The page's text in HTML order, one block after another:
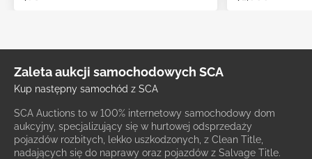
Zaleta aukcji samochodowych SCA
Kup następny samochód z SCA
SCA Auctions to w 100% internetowy samochodowy dom
aukcyjny, specjalizujący się w hurtowej odsprzedaży
pojazdów rozbitych, lekko uszkodzonych, z Clean Title,
nadających się do naprawy oraz pojazdów z Salvage Title.